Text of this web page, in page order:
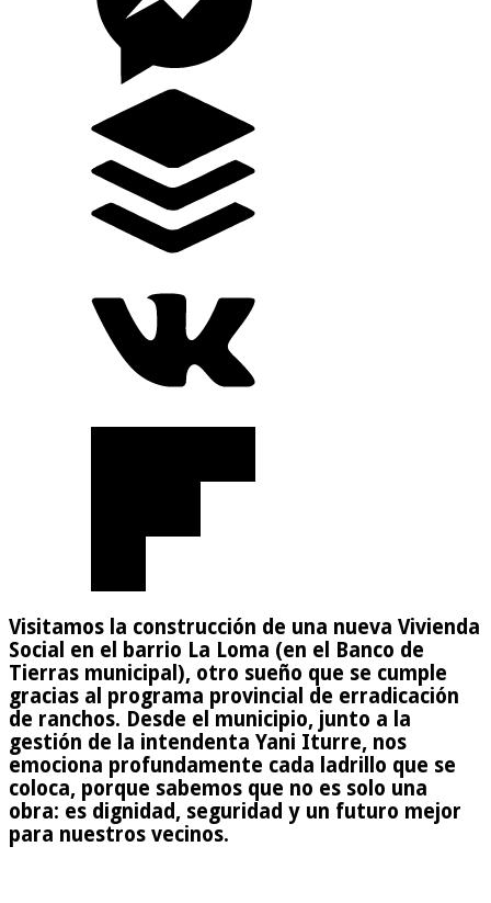
Visitamos la construcción de una nueva Vivienda
Social en el barrio La Loma (en el Banco de
Tierras municipal), otro sueño que se cumple
gracias al programa provincial de erradicación
de ranchos. Desde el municipio, junto a la
gestión de la intendenta Yani Iturre, nos
emociona profundamente cada ladrillo que se
coloca, porque sabemos que no es solo una
obra: es dignidad, seguridad y un futuro mejor
para nuestros vecinos.